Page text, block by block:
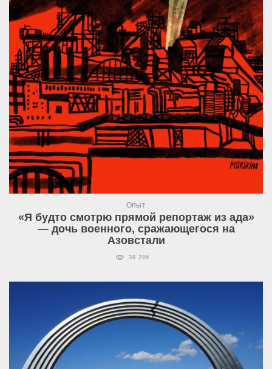
Опыт
«Я будто смотрю прямой репортаж из ада»
— дочь военного, сражающегося на
Азовстали
39 296